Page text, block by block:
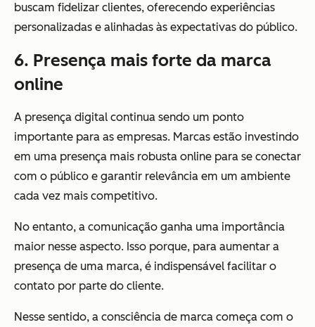
buscam fidelizar clientes, oferecendo experiências
personalizadas e alinhadas às expectativas do público.
6. Presença mais forte da marca
online
A presença digital continua sendo um ponto
importante para as empresas. Marcas estão investindo
em uma presença mais robusta online para se conectar
com o público e garantir relevância em um ambiente
cada vez mais competitivo.
No entanto, a comunicação ganha uma importância
maior nesse aspecto. Isso porque, para aumentar a
presença de uma marca, é indispensável facilitar o
contato por parte do cliente.
Nesse sentido, a consciência de marca começa com o